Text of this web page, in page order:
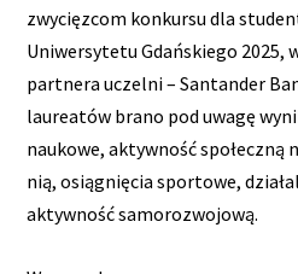
zwycięzcom konkursu dla
Uniwersytetu Gdańskiego 2025,
partnera uczelni – Santander
laureatów brano pod uwagę
naukowe, aktywność społeczną
nią, osiągnięcia sportowe,
aktywność samorozwojową.